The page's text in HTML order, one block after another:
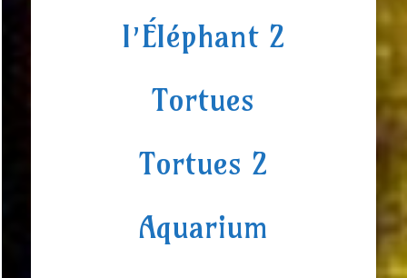
l’Éléphant 2
Tortues
Tortues 2
Aquarium